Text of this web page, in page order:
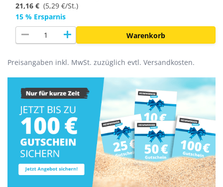
21,16 € (5,29 €/St.)
15 % Ersparnis
remove add Warenkorb
Preisangaben inkl. MwSt. zuzüglich evtl. Versandkosten.